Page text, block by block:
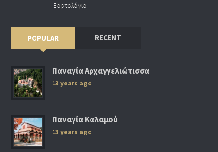
Εορτολόγιο
POPULAR RECENT
Παναγία Αρχαγγελιώτισσα
13 years ago
Παναγία Καλαμού
13 years ago